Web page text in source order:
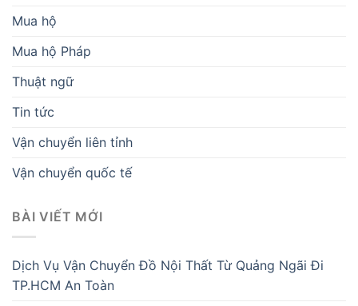
Mua hộ
Mua hộ Pháp
Thuật ngữ
Tin tức
Vận chuyển liên tỉnh
Vận chuyển quốc tế
BÀI VIẾT MỚI
Dịch Vụ Vận Chuyển Đồ Nội Thất Từ Quảng Ngãi Đi
TP.HCM An Toàn